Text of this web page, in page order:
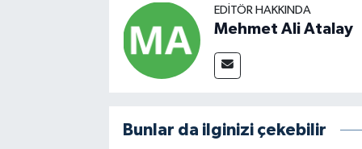
EDITÖR HAKKINDA
Mehmet Ali Atalay
Bunlar da ilginizi çekebilir